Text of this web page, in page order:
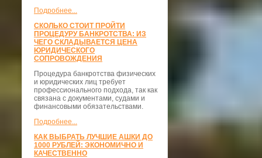
Подробнее...
СКОЛЬКО СТОИТ ПРОЙТИ
ПРОЦЕДУРУ БАНКРОТСТВА: ИЗ
ЧЕГО СКЛАДЫВАЕТСЯ ЦЕНА
ЮРИДИЧЕСКОГО
СОПРОВОЖДЕНИЯ
Процедура банкротства физических
и юридических лиц требует
профессионального подхода, так как
связана с документами, судами и
финансовыми обязательствами.
Подробнее...
КАК ВЫБРАТЬ ЛУЧШИЕ АШКИ ДО
1000 РУБЛЕЙ: ЭКОНОМИЧНО И
КАЧЕСТВЕННО